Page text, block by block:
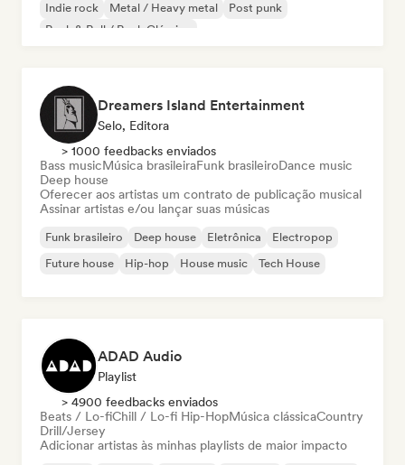
Indie rock
Metal / Heavy metal
Post punk
Rock & Roll / Rock Clássico
Dreamers Island Entertainment
Selo, Editora
> 1000 feedbacks enviados
Bass musicMúsica brasileiraFunk brasileiroDance music
Deep house
Oferecer aos artistas um contrato de publicação musical
Assinar artistas e/ou lançar suas músicas
Funk brasileiro Deep house Eletrônica
Electropop
Future house
Hip-hop House music Tech House
ADAD Audio
Playlist
> 4900 feedbacks enviados
Beats / Lo-fiChill / Lo-fi Hip-HopMúsica clássicaCountry
Drill/Jersey
Adicionar artistas às minhas playlists de maior impacto